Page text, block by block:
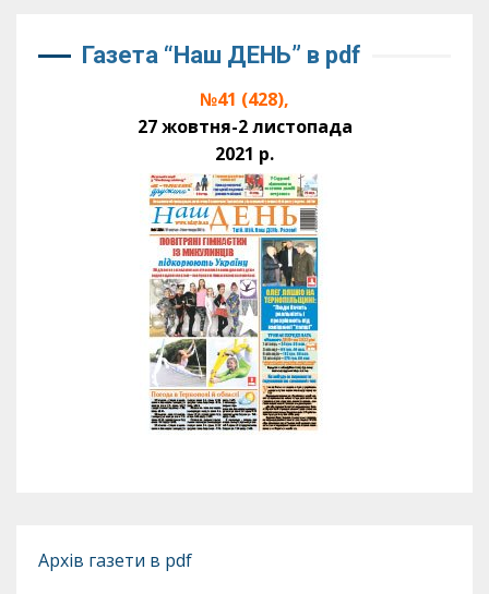
Газета “Наш ДЕНЬ” в pdf
№41 (428),
27 жовтня-2 листопада
2021 р.
Архів газети в pdf